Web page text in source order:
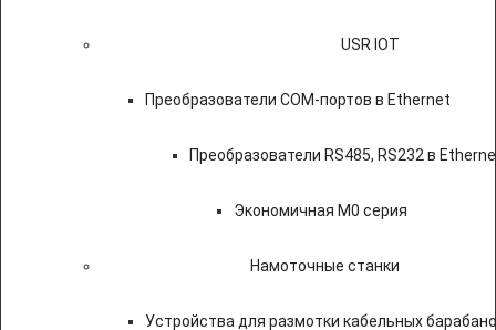
USR IOT
Преобразователи COM-портов в Ethernet
Преобразователи RS485, RS232 в
Экономичная M0 серия
Намоточные станки
Устройства для размотки кабельных